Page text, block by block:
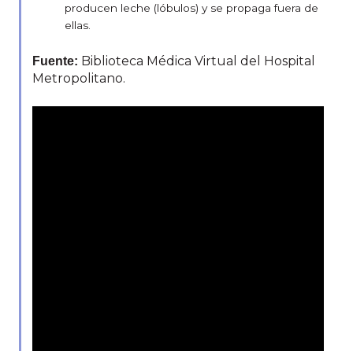
producen leche (lóbulos) y se propaga fuera de
ellas.
Fuente: Biblioteca Médica Virtual del Hospital
Metropolitano.